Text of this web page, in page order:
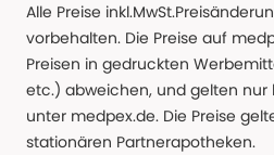
Alle Preise
vorbehalten. Die Preise auf
Preisen in gedruckten
etc.) abweichen, und gelten nur
unter medpex.de. Die Preise
stationären Partnerapotheken.